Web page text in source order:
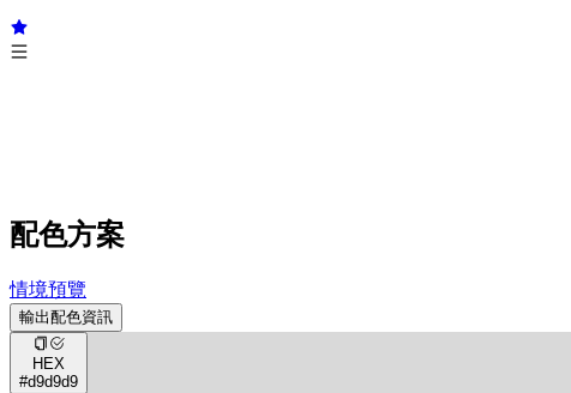
配色方案
情境預覽
輸出配色資訊
HEX
#d9d9d9